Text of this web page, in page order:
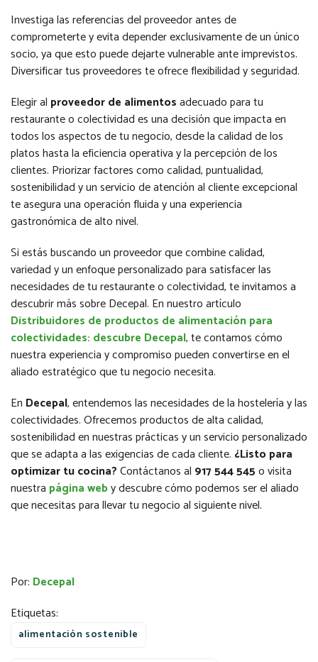
Investiga las referencias del proveedor antes de
comprometerte y evita depender exclusivamente de un único
socio, ya que esto puede dejarte vulnerable ante imprevistos.
Diversificar tus proveedores te ofrece flexibilidad y seguridad.
Elegir al proveedor de alimentosadecuado para tu
restaurante o colectividad es una decisión que impacta en
todos los aspectos de tu negocio, desde la calidad de los
platos hasta la eficiencia operativa y la percepción de los
clientes. Priorizar factores como calidad, puntualidad,
sostenibilidad y un servicio de atención al cliente excepcional
te asegura una operación fluida y una experiencia
gastronómica de alto nivel.
Si estás buscando un proveedor que combine calidad,
variedad y un enfoque personalizado para satisfacer las
necesidades de tu restaurante o colectividad, te invitamos a
descubrir más sobre Decepal. En nuestro artículo
Distribuidores de productos de alimentación para
colectividades: descubre Decepal, te contamos cómo
nuestra experiencia y compromiso pueden convertirse en el
aliado estratégico que tu negocio necesita.
En Decepal, entendemos las necesidades de la hostelería y las
colectividades. Ofrecemos productos de alta calidad,
sostenibilidad en nuestras prácticas y un servicio personalizado
que se adapta a las exigencias de cada cliente. ¿Listo para
optimizar tu cocina?Contáctanos al 917 544 545o visita
nuestra página weby descubre cómo podemos ser el aliado
que necesitas para llevar tu negocio al siguiente nivel.
Por: Decepal
Etiquetas:
alimentación sostenible